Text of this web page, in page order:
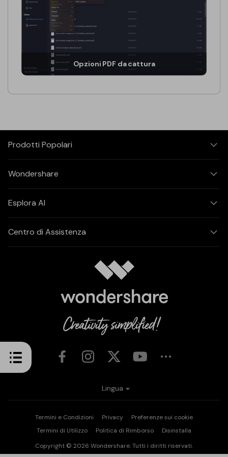
Chat con documento
AI Image Generator
Tutte Le Funzionalità
PDFelement per Android
Tutorial Video
Aggiorna a PDFelement 12
Opzioni PDF da cattura
Prodotti Popolari
Wondershare
Esplora AI
Centro di Assistenza
Termini e Condizioni Privacy
Preferenze sui cookie
Termini di Utilizzo
Politica di Rimborso
Disinstalla
Copyright © 2026 Wondershare. Tutti i diritti riservati.
Lingua